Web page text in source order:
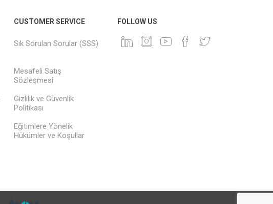
CUSTOMER SERVICE
Sık Sorulan Sorular (SSS)
Mesafeli Satış
Sözleşmesi
Gizlilik ve Güvenlik
Politikası
Eğitimlere Yönelik
Hükümler ve Koşullar
FOLLOW US